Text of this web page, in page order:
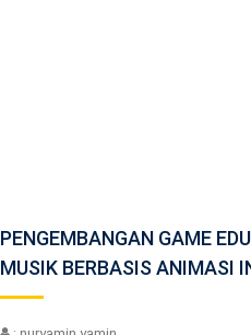
PENGEMBANGAN GAME
MUSIK BERBASIS ANIMASI